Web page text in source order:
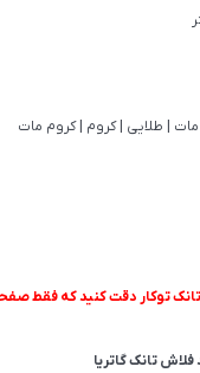
| طلایی | کروم | کروم مات
توکار دقت کنید که فقط
تانک گاتریا